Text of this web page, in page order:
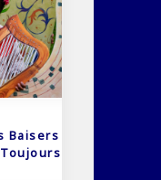
Baisers